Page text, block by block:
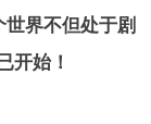
界不但处于剧
开始！